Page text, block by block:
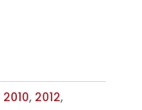
2010, 2012,